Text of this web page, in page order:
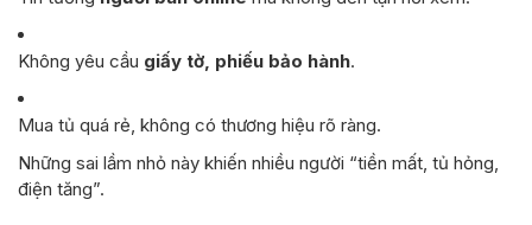
Không yêu cầu giấy tờ, phiếu bảo hành.
Mua tủ quá rẻ, không có thương hiệu rõ ràng.
Những sai lầm nhỏ này khiến nhiều người “tiền mất, tủ hỏng,
điện tăng”.